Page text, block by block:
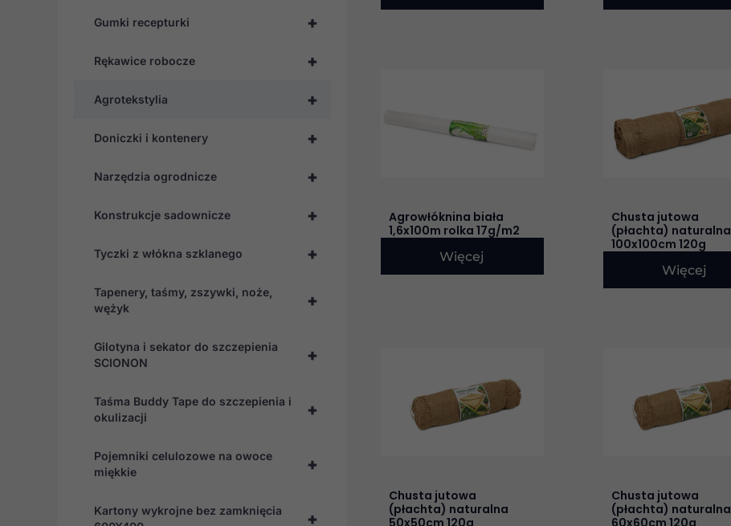
+
Gumki recepturki
+
Rękawice robocze
+
Agrotekstylia
+
Doniczki i kontenery
+
Narzędzia ogrodnicze
+
Konstrukcje sadownicze
+
Tyczki z włókna szklanego
+
Tapenery, taśmy, zszywki, noże,
wężyk
+
Gilotyna i sekator do szczepienia
SCIONON
+
Taśma Buddy Tape do szczepienia i
okulizacji
+
Pojemniki celulozowe na owoce
miękkie
+
Kartony wykrojne bez zamknięcia
Agrowłóknina biała
1,6x100m rolka 17g/m2
Więcej
Chusta jutowa
(płachta) naturalna
100x100cm 120g
Więcej
Chusta jutowa
(płachta) naturalna
50x50cm 120g
Chusta jutowa
(płachta) naturalna
60x60cm 120g